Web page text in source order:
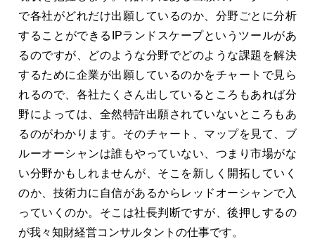
で各社がどれだけ出願しているのか、分野ごとに分析
することができるIPランドスケープというツールがあ
るのですが、どのような分野でどのような課題を解決
するために企業が出願しているのかをチャートで見ら
れるので、各社たくさん出しているところもあれば分
野によっては、全然特許出願されていないところもあ
るのがわかります。そのチャート、マップを見て、ブ
ルーオーシャンは誰もやっていない、つまり市場がな
い分野かもしれませんが、そこを新しく開拓していく
のか、技術力に自信があるからレッドオーシャンで入
っていくのか。そこは社長判断ですが、後押しするの
が我々知財経営コンサルタントの仕事です。